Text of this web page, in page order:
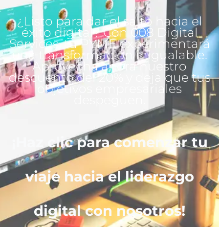
¿Listo para dar el salto hacia el
éxito digital? Con 008 Digital
Services, tu PYME experimentará
una transformación inigualable.
Aprovecha ahora nuestro
descuento del 20% y deja que tus
objetivos empresariales
¡Haz clic para comenzar tu
viaje hacia el liderazgo
digital con nosotros!